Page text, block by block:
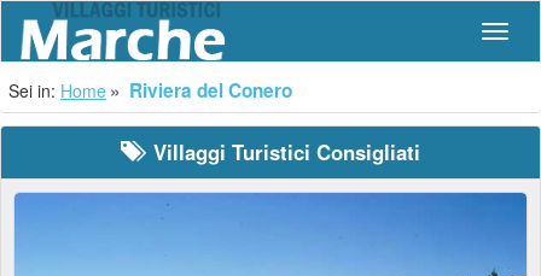
Sei in: Home Riviera del Conero
Villaggi Turistici Consigliati